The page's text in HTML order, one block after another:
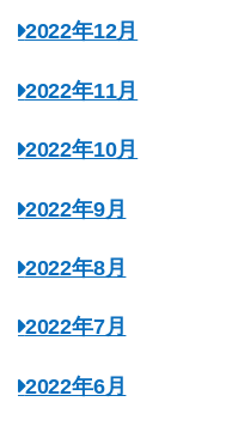
2022年12月
2022年11月
2022年10月
2022年9月
2022年8月
2022年7月
2022年6月